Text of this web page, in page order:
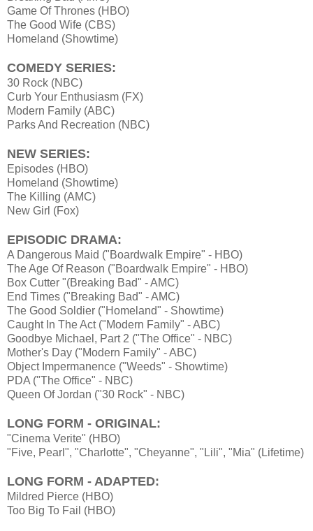
Game Of Thrones (HBO)
The Good Wife (CBS)
Homeland (Showtime)
COMEDY SERIES:
30 Rock (NBC)
Curb Your Enthusiasm (FX)
Modern Family (ABC)
Parks And Recreation (NBC)
NEW SERIES:
Episodes (HBO)
Homeland (Showtime)
The Killing (AMC)
New Girl (Fox)
EPISODIC DRAMA:
A Dangerous Maid ("Boardwalk Empire" - HBO)
The Age Of Reason ("Boardwalk Empire" - HBO)
Box Cutter "(Breaking Bad" - AMC)
End Times ("Breaking Bad" - AMC)
The Good Soldier ("Homeland" - Showtime)
Caught In The Act ("Modern Family" - ABC)
Goodbye Michael, Part 2 ("The Office" - NBC)
Mother's Day ("Modern Family" - ABC)
Object Impermanence ("Weeds" - Showtime)
PDA ("The Office" - NBC)
Queen Of Jordan ("30 Rock" - NBC)
LONG FORM - ORIGINAL:
"Cinema Verite" (HBO)
"Five, Pearl", "Charlotte", "Cheyanne", "Lili", "Mia" (Lifetime)
LONG FORM - ADAPTED:
Mildred Pierce (HBO)
Too Big To Fail (HBO)